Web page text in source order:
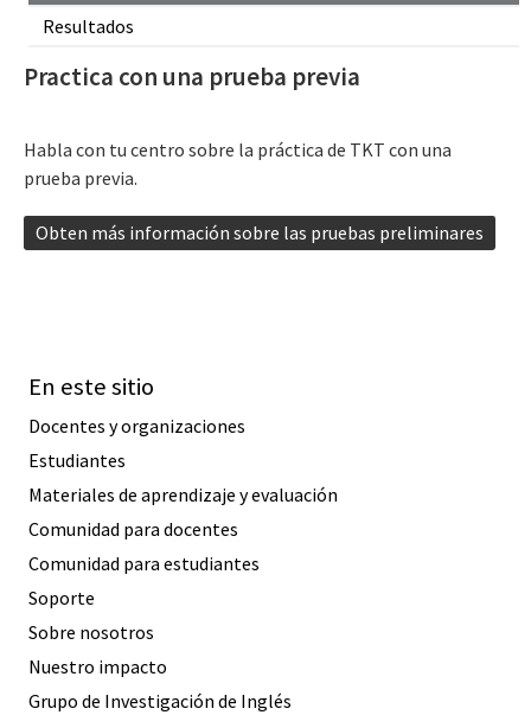
Resultados
Practica con una prueba previa
Habla con tu centro sobre la práctica de TKT con una
prueba previa.
Obten más información sobre las pruebas preliminares
En este sitio
Docentes y organizaciones
Estudiantes
Materiales de aprendizaje y evaluación
Comunidad para docentes
Comunidad para estudiantes
Soporte
Sobre nosotros
Nuestro impacto
Grupo de Investigación de Inglés